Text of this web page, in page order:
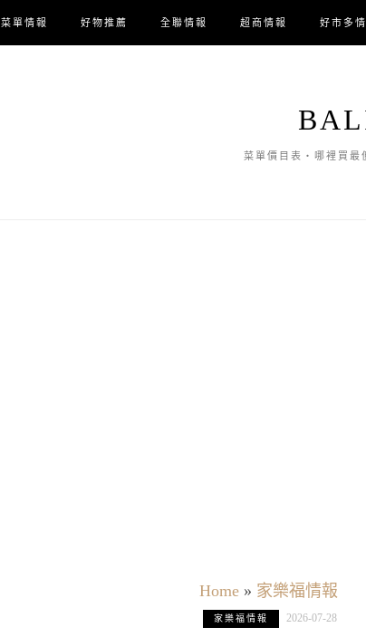
菜單情報 好物推薦 全聯情報 超商情報 好市多
菜單價目表・哪裡買最
Home» 家樂福情報
家樂福情報 2026-07-28